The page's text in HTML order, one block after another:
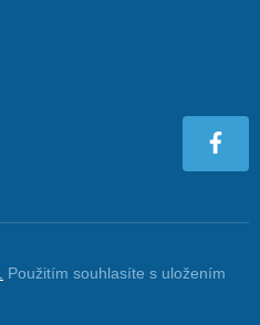
Použitím souhlasíte s uložením